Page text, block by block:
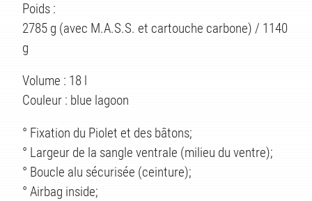
Poids :
2785 g (avec M.A.S.S. et cartouche carbone) / 1140
g
Volume : 18 l
Couleur : blue lagoon
° Fixation du Piolet et des bâtons;
° Largeur de la sangle ventrale (milieu du ventre);
° Boucle alu sécurisée (ceinture);
° Airbag inside;